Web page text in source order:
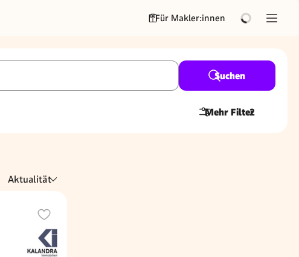
Für Makler:innen
Suchen
Mehr Filter
2
Aktualität